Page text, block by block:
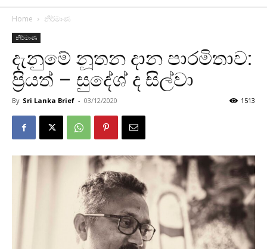
Home නිර්මාණ
නිර්මාණ
දැනුමේ නූතන දාන පාරමිතාව:
ප්‍රියත් – සුදේශ් ද සිල්වා
By Sri Lanka Brief - 03/12/2020 1513